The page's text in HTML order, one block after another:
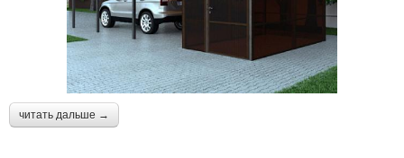
читать дальше →